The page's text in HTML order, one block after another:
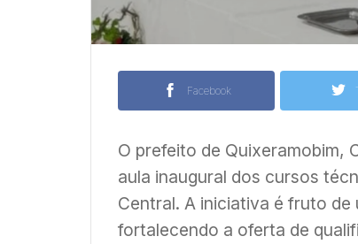
Facebook
O prefeito de Quixeramobim,
aula inaugural dos cursos
Central. A iniciativa é fruto de
fortalecendo a oferta de